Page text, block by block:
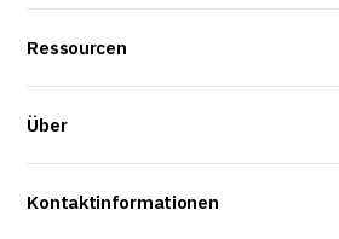
Ressourcen
Über
Kontaktinformationen